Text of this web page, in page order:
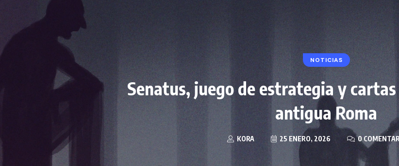
NOTICIAS
Senatus, juego de estrategia y
antigua Roma
KORA 25 ENERO, 2026 0